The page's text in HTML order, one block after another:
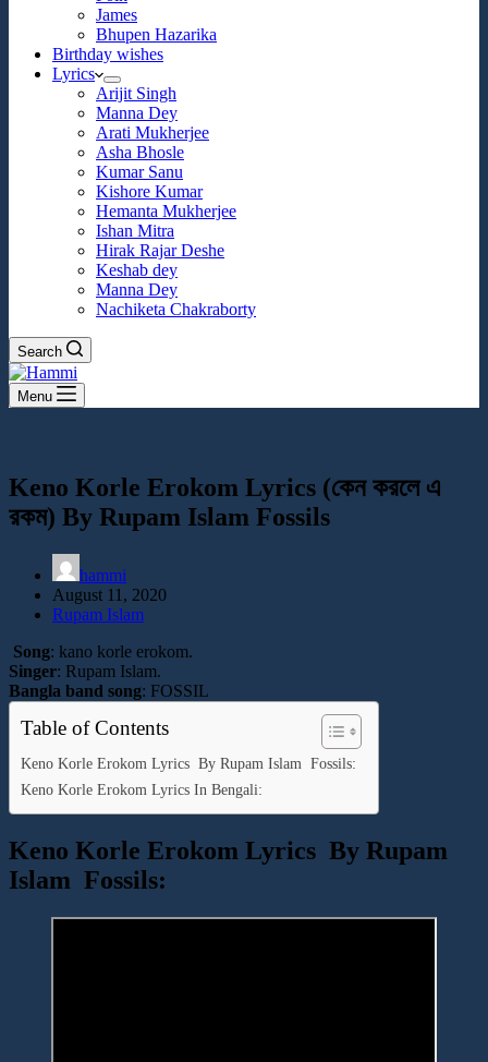
James
Bhupen Hazarika
Birthday wishes
Lyrics
Arijit Singh
Manna Dey
Arati Mukherjee
Asha Bhosle
Kumar Sanu
Kishore Kumar
Hemanta Mukherjee
Ishan Mitra
Hirak Rajar Deshe
Keshab dey
Manna Dey
Nachiketa Chakraborty
Search
Menu
Keno Korle Erokom Lyrics (কেন করলে এ
রকম) By Rupam Islam Fossils
hammi
August 11, 2020
Rupam Islam
Song: kano korle erokom.
Singer: Rupam Islam.
Bangla band song: FOSSIL
Table of Contents
Keno Korle Erokom Lyrics By Rupam Islam Fossils:
Keno Korle Erokom Lyrics In Bengali:
Keno Korle Erokom Lyrics By Rupam
Islam Fossils: